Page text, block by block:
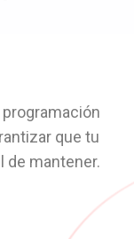
que tu
de mantener.